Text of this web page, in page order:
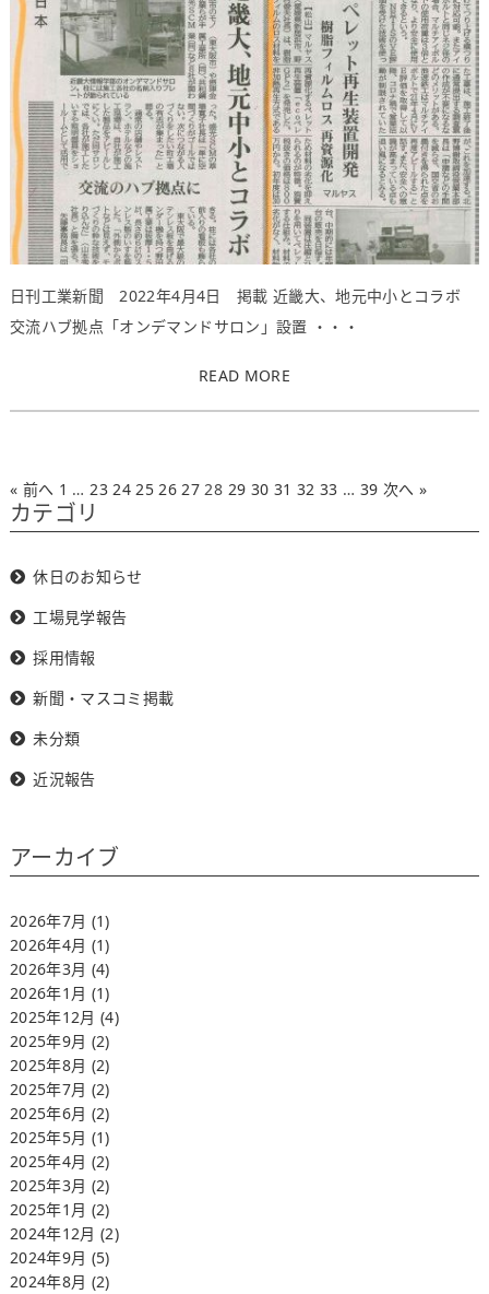
日刊工業新聞 2022年4月4日 掲載 近畿大、地元中小とコラボ
交流ハブ拠点「オンデマンドサロン」設置 ・・・
READ MORE
« 前へ 1 … 23 24 25 26 27 28 29 30 31 32 33 … 39 次へ »
カテゴリ
休日のお知らせ
工場見学報告
採用情報
新聞・マスコミ掲載
未分類
近況報告
アーカイブ
2026年7月 (1)
2026年4月 (1)
2026年3月 (4)
2026年1月 (1)
2025年12月(4)
2025年9月 (2)
2025年8月 (2)
2025年7月 (2)
2025年6月 (2)
2025年5月 (1)
2025年4月 (2)
2025年3月 (2)
2025年1月 (2)
2024年12月(2)
2024年9月 (5)
2024年8月 (2)